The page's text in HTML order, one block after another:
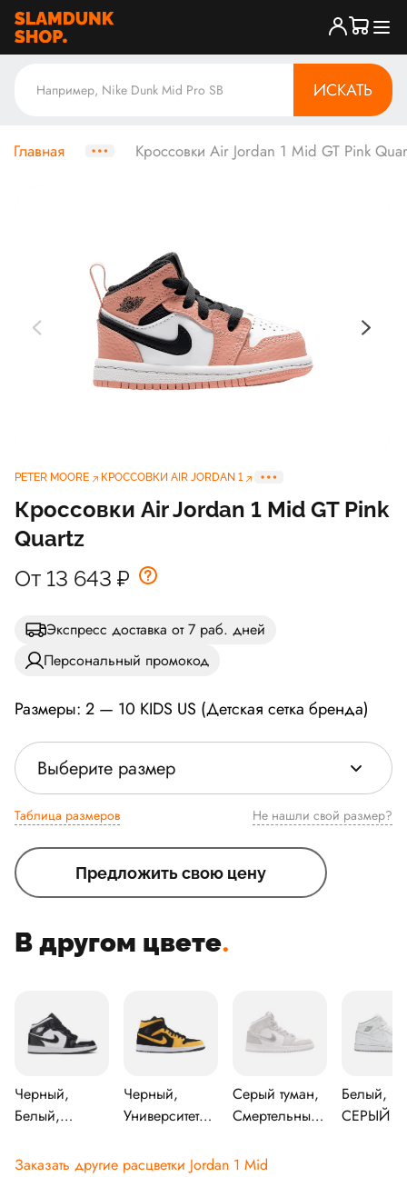
ИСКАТЬ
Главная Кроссовки Air Jordan 1 Mid GT Pink
PETER MOORE КРОССОВКИ AIR JORDAN 1
Кроссовки Air Jordan 1 Mid GT Pink
Quartz
От 13 643 ₽
Экспресс доставка от 7 раб. дней
Персональный промокод
Размеры: 2 — 10 KIDS US (Детская сетка бренда)
Выберите размер
Таблица размеров Не нашли свой размер?
Предложить свою цену
В другом цвете.
Черный,
Белый,
Черный,
Университетский
белый
Серый туман,
Смертельный
Белый,
СЕРЫЙ
Заказать другие расцветки Jordan 1 Mid